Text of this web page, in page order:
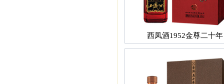
西凤酒1952金尊二十年